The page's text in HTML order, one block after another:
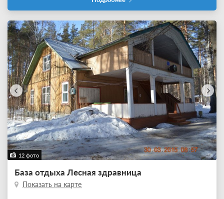
12 фото
База отдыха Лесная здравница
Показать на карте